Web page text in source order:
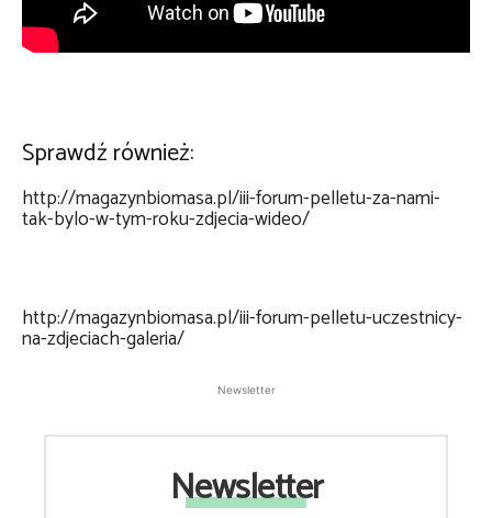
Sprawdź również:
http://magazynbiomasa.pl/iii-forum-pelletu-za-nami-
tak-bylo-w-tym-roku-zdjecia-wideo/
http://magazynbiomasa.pl/iii-forum-pelletu-uczestnicy-
na-zdjeciach-galeria/
Newsletter
Newsletter